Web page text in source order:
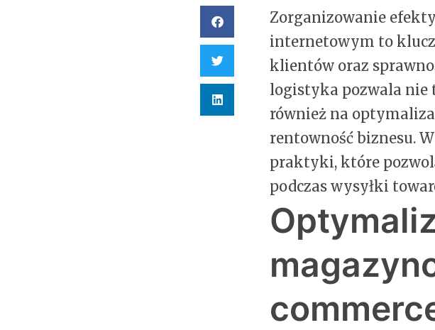
Zorganizowanie
internetowym to
klientów oraz
logistyka pozwala nie
również na
rentowność biznesu.
praktyki, które
podczas wysyłki